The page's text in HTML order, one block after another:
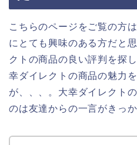
こちらのページをご覧の方
にとても興味のある方だと
クトの商品の良い評判を探
幸ダイレクトの商品の魅力
が、、、。大幸ダイレクト
のは友達からの一言がきっ